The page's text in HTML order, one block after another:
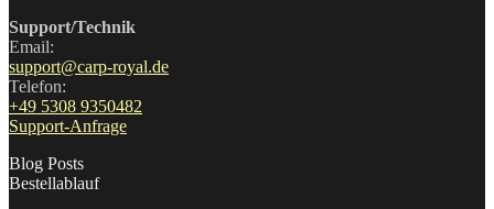
Support/Technik
Email:
support@carp-royal.de
Telefon:
+49 5308 9350482
Support-Anfrage
Blog Posts
Bestellablauf